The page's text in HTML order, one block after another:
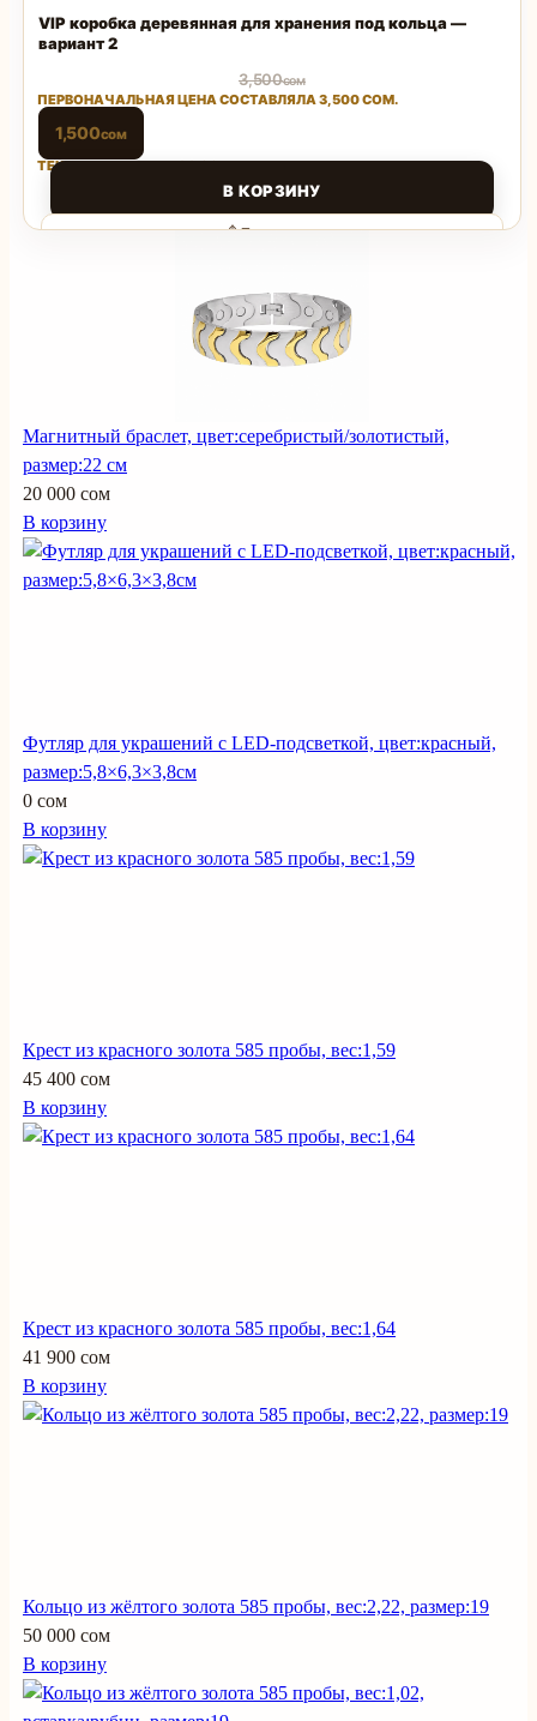
VIP коробка деревянная для хранения под кольца —
вариант 2
3,500сом
ПЕРВОНАЧАЛЬНАЯ ЦЕНА СОСТАВЛЯЛА 3,500 СОМ.
1,500сом
ТЕКУЩАЯ ЦЕНА: 1,500 СОМ.
В КОРЗИНУ
Поделиться
Магнитный браслет, цвет:серебристый/золотистый,
размер:22 см
20 000 сом
В корзину
Футляр для украшений с LED-подсветкой, цвет:красный,
размер:5,8×6,3×3,8см
0 сом
В корзину
Крест из красного золота 585 пробы, вес:1,59
45 400 сом
В корзину
Крест из красного золота 585 пробы, вес:1,64
41 900 сом
В корзину
Кольцо из жёлтого золота 585 пробы, вес:2,22, размер:19
50 000 сом
В корзину